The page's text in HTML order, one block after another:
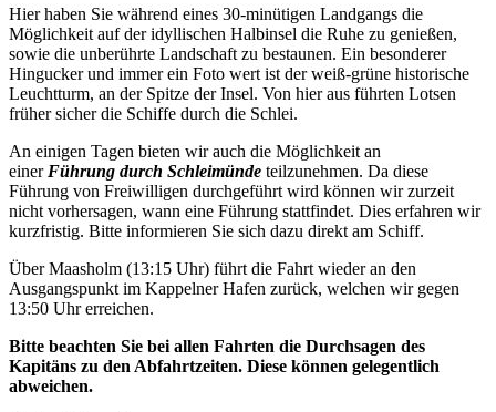
Hier haben Sie während eines 30-minütigen Landgangs die
Möglichkeit auf der idyllischen Halbinsel die Ruhe zu genießen,
sowie die unberührte Landschaft zu bestaunen. Ein besonderer
Hingucker und immer ein Foto wert ist der weiß-grüne historische
Leuchtturm, an der Spitze der Insel. Von hier aus führten Lotsen
früher sicher die Schiffe durch die Schlei.
An einigen Tagen bieten wir auch die Möglichkeit an
einer Führung durch Schleimünde teilzunehmen. Da diese
Führung von Freiwilligen durchgeführt wird können wir zurzeit
nicht vorhersagen, wann eine Führung stattfindet. Dies erfahren wir
kurzfristig. Bitte informieren Sie sich dazu direkt am Schiff.
Über Maasholm (13:15 Uhr) führt die Fahrt wieder an den
Ausgangspunkt im Kappelner Hafen zurück, welchen wir gegen
13:50 Uhr erreichen.
Bitte beachten Sie bei allen Fahrten die Durchsagen des
Kapitäns zu den Abfahrtzeiten. Diese können gelegentlich
abweichen.